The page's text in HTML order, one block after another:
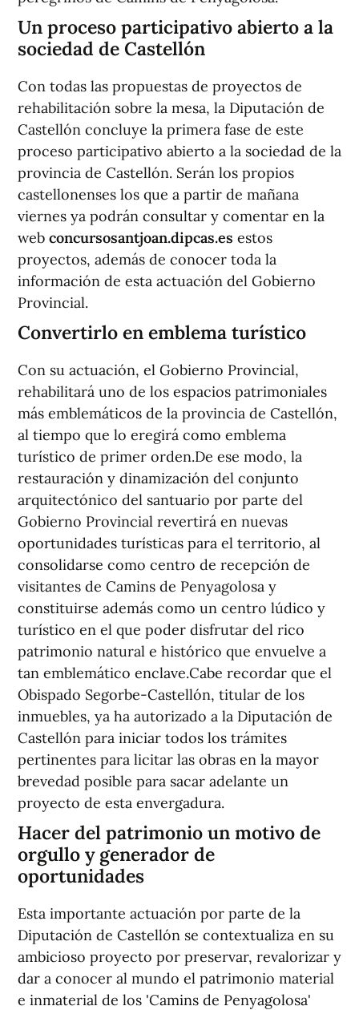
Un proceso participativo abierto a la
sociedad de Castellón
Con todas las propuestas de proyectos de
rehabilitación sobre la mesa, la Diputación de
Castellón concluye la primera fase de este
proceso participativo abierto a la sociedad de la
provincia de Castellón. Serán los propios
castellonenses los que a partir de mañana
viernes ya podrán consultar y comentar en la
web concursosantjoan.dipcas.es estos
proyectos, además de conocer toda la
información de esta actuación del Gobierno
Provincial.
Convertirlo en emblema turístico
Con su actuación, el Gobierno Provincial,
rehabilitará uno de los espacios patrimoniales
más emblemáticos de la provincia de Castellón,
al tiempo que lo eregirá como emblema
turístico de primer orden.De ese modo, la
restauración y dinamización del conjunto
arquitectónico del santuario por parte del
Gobierno Provincial revertirá en nuevas
oportunidades turísticas para el territorio, al
consolidarse como centro de recepción de
visitantes de Camins de Penyagolosa y
constituirse además como un centro lúdico y
turístico en el que poder disfrutar del rico
patrimonio natural e histórico que envuelve a
tan emblemático enclave.Cabe recordar que el
Obispado Segorbe-Castellón, titular de los
inmuebles, ya ha autorizado a la Diputación de
Castellón para iniciar todos los trámites
pertinentes para licitar las obras en la mayor
brevedad posible para sacar adelante un
proyecto de esta envergadura.
Hacer del patrimonio un motivo de
orgullo y generador de
oportunidades
Esta importante actuación por parte de la
Diputación de Castellón se contextualiza en su
ambicioso proyecto por preservar, revalorizar y
dar a conocer al mundo el patrimonio material
e inmaterial de los 'Camins de Penyagolosa'